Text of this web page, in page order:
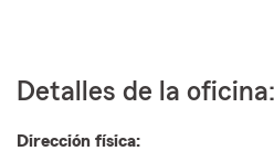
Detalles de la oficina:
Dirección física: